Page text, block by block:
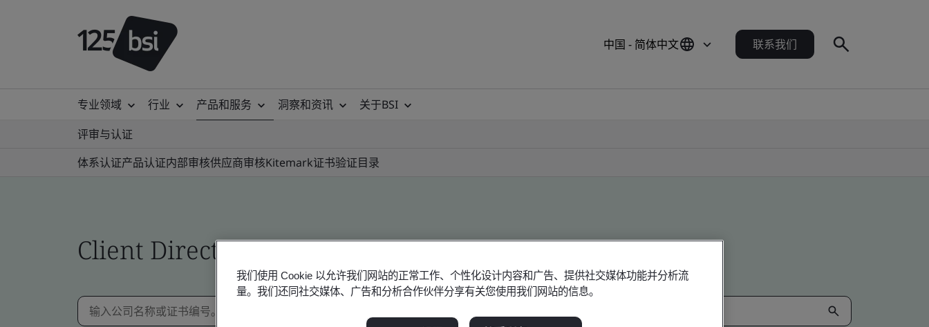
中国 - 简体中文 联系我们
专业领域 行业 产品和服务 洞察和资讯
关于BSI
评审与认证
体系认证产品认证内部审核供应商审核Kitemark证书验证目录
Client Directory profile
我们使用 Cookie 以允许我们网站的正常工作、个性化设计内容和广告、提供社交媒体功能并分析流
量。我们还同社交媒体、广告和分析合作伙伴分享有关您使用我们网站的信息。